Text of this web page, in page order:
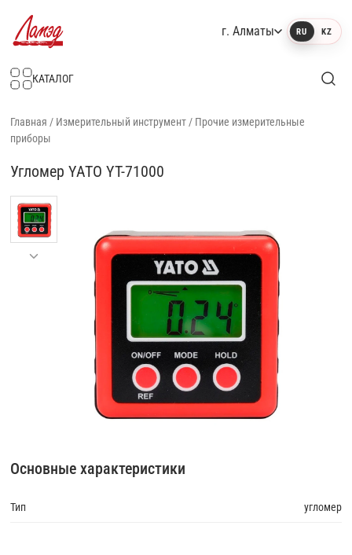
г. Алматы RU KZ
КАТАЛОГ
Главная / Измерительный инструмент / Прочие измерительные
приборы
Угломер YATO YT-71000
Основные характеристики
Тип угломер